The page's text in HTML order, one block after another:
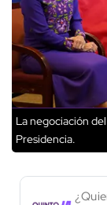
La negociación
Presidencia.